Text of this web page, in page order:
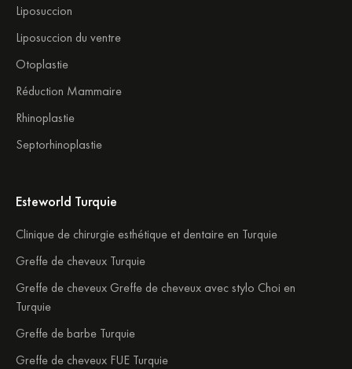
Liposuccion
Liposuccion du ventre
Otoplastie
Réduction Mammaire
Rhinoplastie
Septorhinoplastie
Esteworld Turquie
Clinique de chirurgie esthétique et dentaire en Turquie
Greffe de cheveux Turquie
Greffe de cheveux Greffe de cheveux avec stylo Choi en
Turquie
Greffe de barbe Turquie
Greffe de cheveux FUE Turquie